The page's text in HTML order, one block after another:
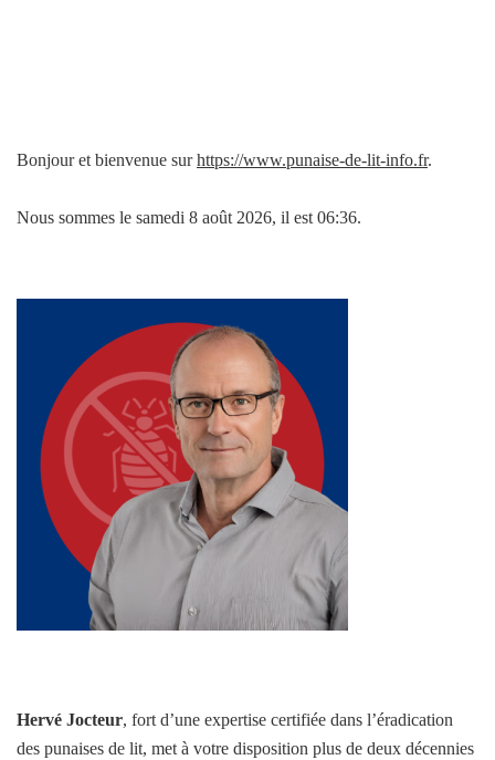
Bonjour et bienvenue surhttps://www.punaise-de-lit-info.fr.
Nous sommes le samedi 8 août 2026, il est 06:36.
Hervé Jocteur, fort d’une expertise certifiée dans l’éradication
des punaises de lit, met à votre disposition plus de deux décennies